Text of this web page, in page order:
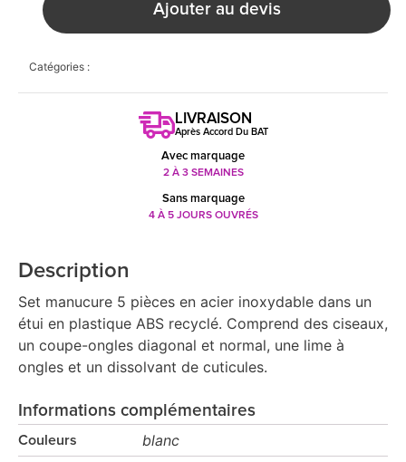
Ajouter au devis
Catégories :
LIVRAISON
Après Accord Du BAT
Avec marquage
2 À 3 SEMAINES
Sans marquage
4 À 5 JOURS OUVRÉS
Description
Set manucure 5 pièces en acier inoxydable dans un
étui en plastique ABS recyclé. Comprend des ciseaux,
un coupe-ongles diagonal et normal, une lime à
ongles et un dissolvant de cuticules.
Informations complémentaires
Couleurs blanc